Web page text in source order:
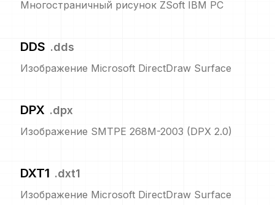
Многостраничный рисунок ZSoft IBM PC
DDS .dds
Изображение Microsoft DirectDraw Surface
DPX .dpx
Изображение SMTPE 268M-2003 (DPX 2.0)
DXT1 .dxt1
Изображение Microsoft DirectDraw Surface